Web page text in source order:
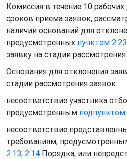
Комиссия в течение 10
сроков приема заявок,
наличии оснований для
предусмотренных пунктом
заявку на стадии рассмотрения.
Основания для отклонения
стадии рассмотрения заявок:
несоответствие участника
предусмотренным
несоответствие
требованиям,
2.13, 2.14 Порядка, или